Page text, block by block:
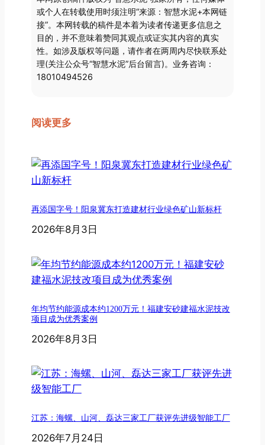
或个人在转载使用时须注明“来源：智慧水泥+本网链
接”。本网转载的稿件是本着为读者传递更多信息之
目的，并不意味着赞同其观点或证实其内容的真实
性。如涉及版权等问题，请作者在两周内尽快联系处
理(关注公众号“智慧水泥”后台留言)。业务咨询：
18010494526
阅读更多
再添国字号！阳泉冀东打造建材行业绿色矿山新标杆
2026年8月3日
年均节约能源成本约1200万元！福建安砂建福水泥技改
项目成为优秀案例
2026年8月3日
江苏：海螺、山河、磊达三家工厂获评先进级智能工厂
2026年7月24日